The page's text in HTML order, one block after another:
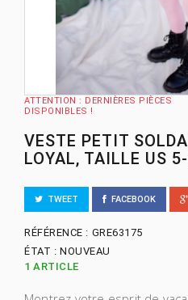
ATTENTION : DERNIÈRES PIÈCES
DISPONIBLES !
VESTE PETIT
LOYAL, TAILLE US
TWEET FACEBOOK
RÉFÉRENCE : GRE63175
ÉTAT : NOUVEAU
1 ARTICLE